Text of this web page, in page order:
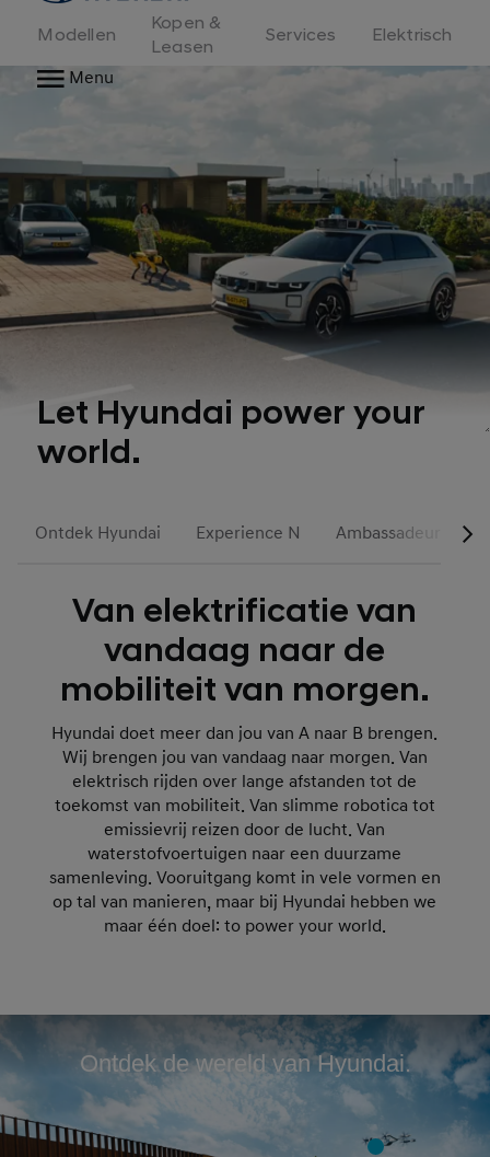
Modellen
Kopen &
Leasen
Services
Elektrisch
Menu
Let Hyundai power your
world.
Ontdek Hyundai Experience N Ambassadeurs &
Van elektrificatie van
vandaag naar de
mobiliteit van morgen.
Hyundai doet meer dan jou van A naar B brengen.
Wij brengen jou van vandaag naar morgen. Van
elektrisch rijden over lange afstanden tot de
toekomst van mobiliteit. Van slimme robotica tot
emissievrij reizen door de lucht. Van
waterstofvoertuigen naar een duurzame
samenleving. Vooruitgang komt in vele vormen en
op tal van manieren, maar bij Hyundai hebben we
maar één doel: to power your world.
Ontdek de wereld van Hyundai.